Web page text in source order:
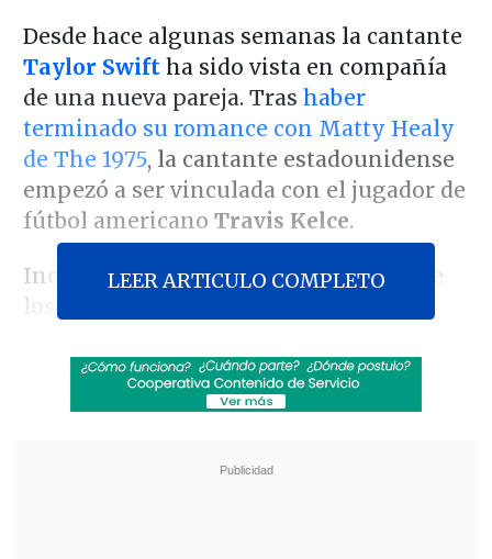
Desde hace algunas semanas la cantante
Taylor Swiftha sido vista en compañía
de una nueva pareja. Tras haber
terminado su romance con Matty Healy
de The 1975, la cantante estadounidense
empezó a ser vinculada con el jugador de
fútbol americano Travis Kelce.
Incluso fue vista durante un partido de
los
encuentro la pareja abandonó el estadio
en un automóvil descapotable conducido
LEER ARTICULO COMPLETO